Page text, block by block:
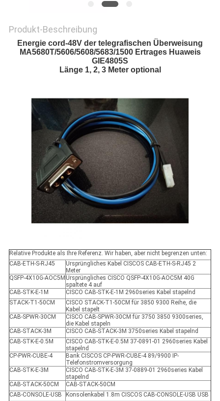
Produkt-Beschreibung
Energie cord-48V der telegrafischen Überweisung
MA5680T/5606/5608/5683/1500 Ertrages Huaweis
GIE4805S
Länge 1, 2, 3 Meter optional
Relative Produkte als Ihre Referenz. Wir haben, aber nicht begrenzen unten:
CAB-ETH-S-RJ45
Ursprüngliches Kabel CISCOS CAB-ETH-S-RJ45 2
Meter
QSFP-4X10G-AOC5M Ursprüngliches CISCO QSFP-4X10G-AOC5M 40G
spaltete 4 auf
CAB-STK-E-1M
CISCO CAB-STK-E-1M 2960series Kabel stapelnd
STACK-T1-50CM
CISCO STACK-T1-50CM für 3850 9300 Reihe, die
Kabel stapelt
CAB-SPWR-30CM
CISCO CAB-SPWR-30CM für 3750 3850 9300series,
die Kabel stapeln
CAB-STACK-3M
CISCO CAB-STACK-3M 3750series Kabel stapelnd
CAB-STK-E-0.5M
CISCO CAB-STK-E-0.5M 37-0891-01 2960series Kabel
stapelnd
CP-PWR-CUBE-4
Bank CISCOS CP-PWR-CUBE-4 89/9900 IP-
Telefonstromversorgung
CAB-STK-E-3M
CISCO CAB-STK-E-3M 37-0889-01 2960series Kabel
stapelnd
CAB-STACK-50CM
CAB-STACK-50CM
CAB-CONSOLE-USB
Konsolenkabel 1.8m CISCOS CAB-CONSOLE-USB USB